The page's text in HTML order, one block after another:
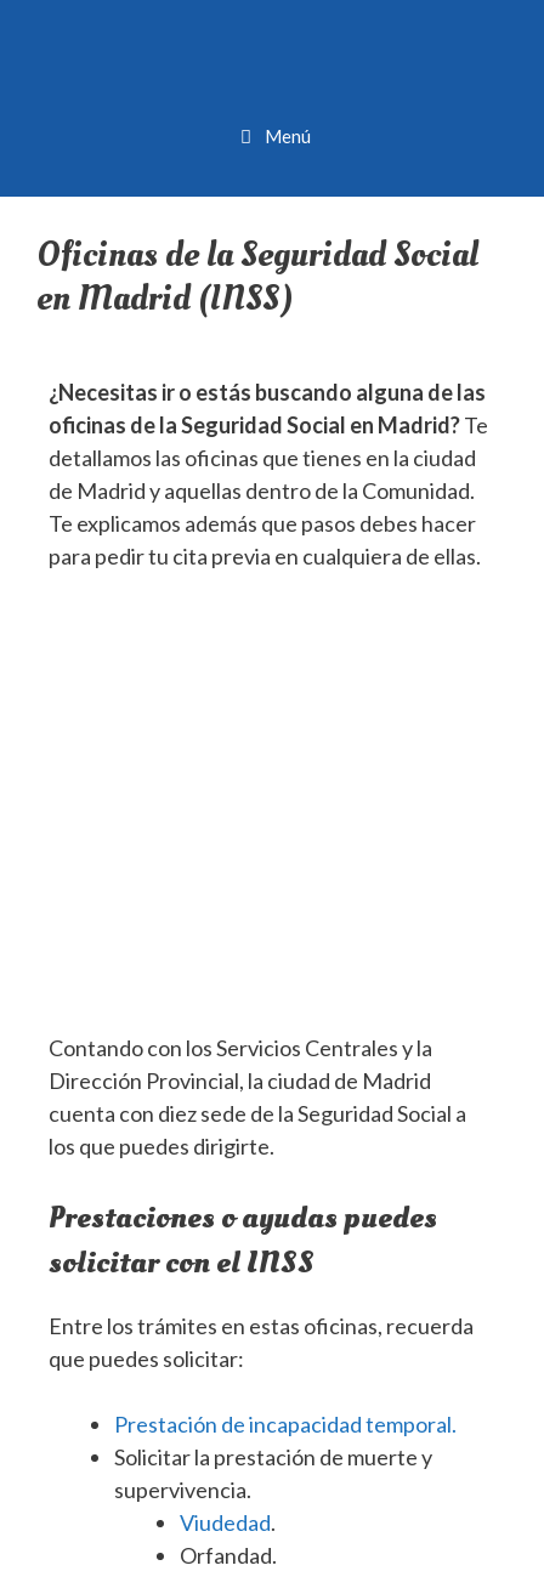
Menú
Oficinas de la Seguridad Social
en Madrid (INSS)
¿Necesitas ir o estás buscando alguna de las
oficinas de la Seguridad Social en Madrid?Te
detallamos las oficinas que tienes en la ciudad
de Madrid y aquellas dentro de la Comunidad.
Te explicamos además que pasos debes hacer
para pedir tu cita previa en cualquiera de ellas.
Contando con los Servicios Centrales y la
Dirección Provincial, la ciudad de Madrid
cuenta con diez sede de la Seguridad Social a
los que puedes dirigirte.
Prestaciones o ayudas puedes
solicitar con el INSS
Entre los trámites en estas oficinas, recuerda
que puedes solicitar:
Prestación de incapacidad temporal.
Solicitar la prestación de muerte y
supervivencia.
Viudedad.
Orfandad.